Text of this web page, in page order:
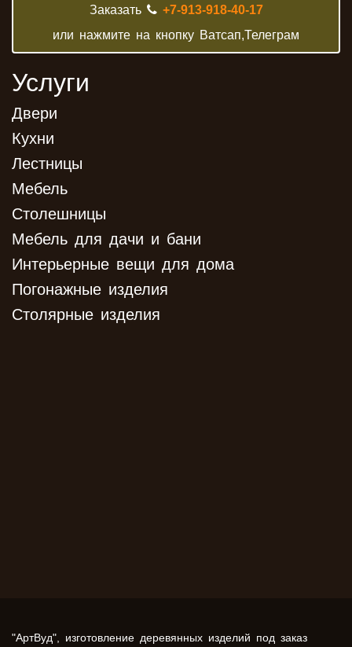
Заказать
+7-913-918-40-17
или нажмите на кнопку Ватсап,Телеграм
Услуги
Двери
Кухни
Лестницы
Мебель
Столешницы
Мебель для дачи и бани
Интерьерные вещи для дома
Погонажные изделия
Столярные изделия
"АртВуд", изготовление деревянных изделий под заказ